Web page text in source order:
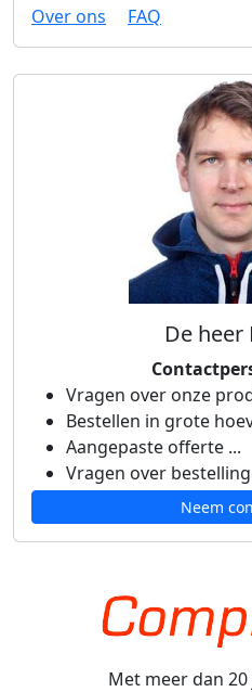
Over ons
FAQ
De heer
Vragen over onze
Bestellen in grote
Aangepaste offerte ...
Vragen over
Neem
Met meer dan